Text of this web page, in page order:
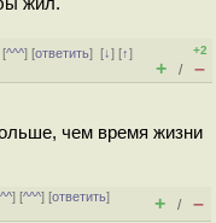
[^^^] [ответить][↓] [↑]
+2
+ / –
чем время жизни
^^] [^^^] [ответить]
+ / –